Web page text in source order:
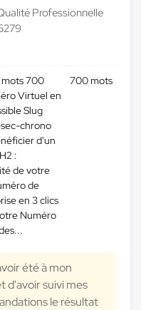
Professionnelle
700
Virtuel en
Slug
chrono
d'un
:
de votre
de
en 3 clics
Numéro
700 mots
été à mon
d'avoir suivi mes
le résultat